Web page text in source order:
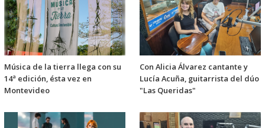
Música de la tierra llega con su
14ª edición, ésta vez en
Montevideo
Con Alicia Álvarez cantante y
Lucía Acuña, guitarrista del dúo
"Las Queridas"